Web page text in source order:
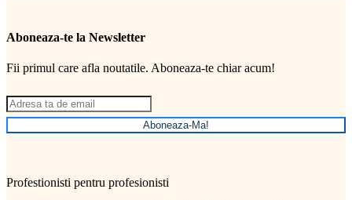
Aboneaza-te la Newsletter
Fii primul care afla noutatile. Aboneaza-te chiar acum!
Aboneaza-Ma!
Profestionisti pentru profesionisti